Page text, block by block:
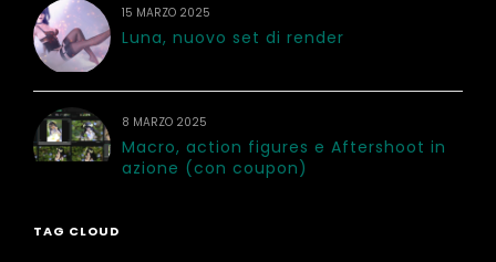
15 MARZO 2025
Luna, nuovo set di render
8 MARZO 2025
Macro, action figures e Aftershoot in
azione (con coupon)
TAG CLOUD